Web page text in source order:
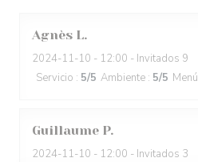
Agnès L
2024-11-10 - 12:00 - Invitados 9
Servicio : 5/5 Ambiente : 5/5 Menú
Guillaume P
2024-11-10 - 12:00 - Invitados 3